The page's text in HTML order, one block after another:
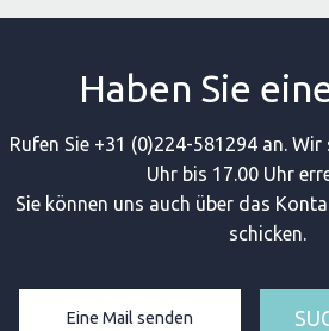
Haben Sie
Rufen Sie +31 (0)224-581294 an.
Uhr bis 17.00 Uhr
Sie können uns auch über das
schicken.
Eine Mail senden